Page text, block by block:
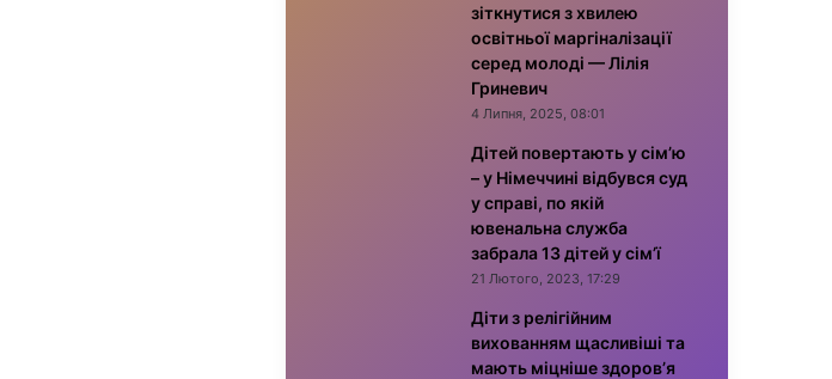
зіткнутися з хвилею
освітньої маргіналізації
серед молоді — Лілія
Гриневич
4 Липня, 2025, 08:01
Дітей повертають у сім’ю
– у Німеччині відбувся суд
у справі, по якій
ювенальна служба
забрала 13 дітей у сім’ї
21 Лютого, 2023, 17:29
Діти з релігійним
вихованням щасливіші та
мають міцніше здоров’я